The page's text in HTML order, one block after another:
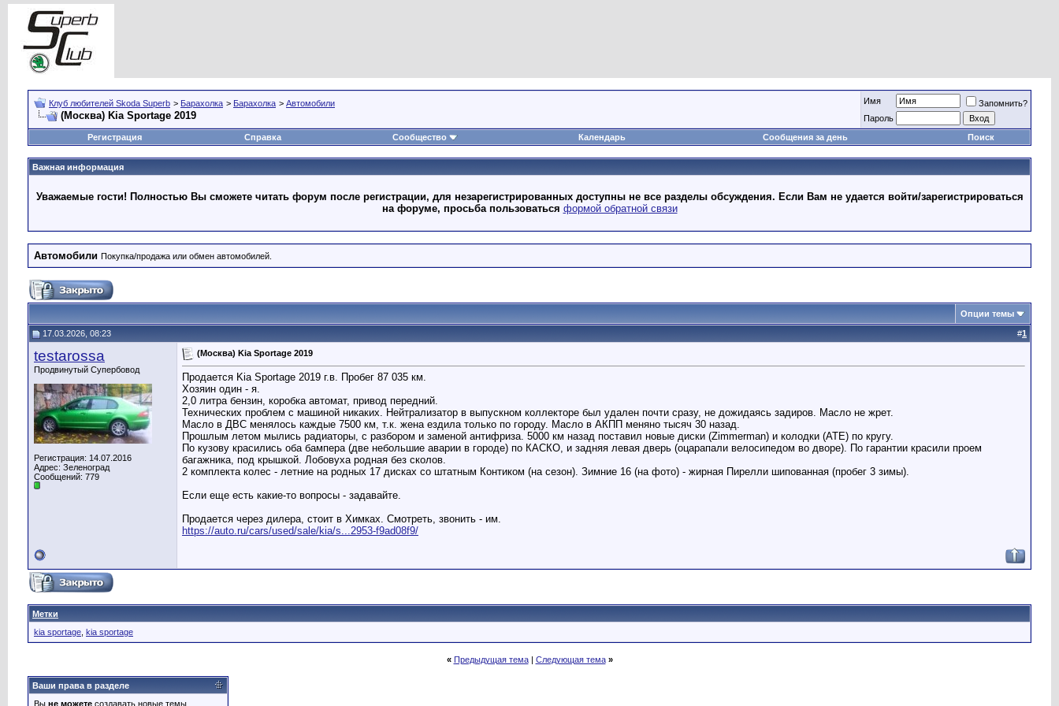
Клуб любителей Skoda Superb > Барахолка > Барахолка > Автомобили
(Москва) Kia Sportage 2019
Имя
Запомнить?
Пароль
Регистрация
Справка Сообщество Календарь Сообщения за день Поиск
Важная информация
Уважаемые гости! Полностью Вы сможете читать форум после регистрации, для незарегистрированных доступны не все разделы обсуждения. Если Вам не удается войти/зарегистрироваться
на форуме, просьба пользоваться формой обратной связи
Автомобили Покупка/продажа или обмен автомобилей.
Опции темы
17.03.2026, 08:23 #1
testarossa
Продвинутый Супербовод
Регистрация: 14.07.2016
Адрес: Зеленоград
Сообщений: 779
(Москва) Kia Sportage 2019
Продается Kia Sportage 2019 г.в. Пробег 87 035 км.
Хозяин один - я.
2,0 литра бензин, коробка автомат, привод передний.
Технических проблем с машиной никаких. Нейтрализатор в выпускном коллекторе был удален почти сразу, не дожидаясь задиров. Масло не жрет.
Масло в ДВС менялось каждые 7500 км, т.к. жена ездила только по городу. Масло в АКПП меняно тысяч 30 назад.
Прошлым летом мылись радиаторы, с разбором и заменой антифриза. 5000 км назад поставил новые диски (Zimmerman) и колодки (ATE) по кругу.
По кузову красились оба бампера (две небольшие аварии в городе) по КАСКО, и задняя левая дверь (оцарапали велосипедом во дворе). По гарантии красили проем
багажника, под крышкой. Лобовуха родная без сколов.
2 комплекта колес - летние на родных 17 дисках со штатным Контиком (на сезон). Зимние 16 (на фото) - жирная Пирелли шипованная (пробег 3 зимы).
Если еще есть какие-то вопросы - задавайте.
Продается через дилера, стоит в Химках. Смотреть, звонить - им.
https://auto.ru/cars/used/sale/kia/s...2953-f9ad08f9/
Метки
kia sportage kia sportage
« Предыдущая тема| Следующая тема »
Ваши права в разделе
Вы не можете создавать новые темы